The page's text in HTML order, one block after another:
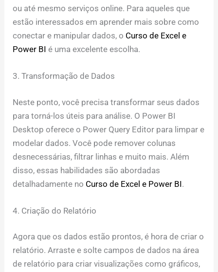
ou até mesmo serviços online. Para aqueles que
estão interessados em aprender mais sobre como
conectar e manipular dados, o Curso de Excel e
Power BI é uma excelente escolha.
3. Transformação de Dados
Neste ponto, você precisa transformar seus dados
para torná-los úteis para análise. O Power BI
Desktop oferece o Power Query Editor para limpar e
modelar dados. Você pode remover colunas
desnecessárias, filtrar linhas e muito mais. Além
disso, essas habilidades são abordadas
detalhadamente no Curso de Excel e Power BI.
4. Criação do Relatório
Agora que os dados estão prontos, é hora de criar o
relatório. Arraste e solte campos de dados na área
de relatório para criar visualizações como gráficos,